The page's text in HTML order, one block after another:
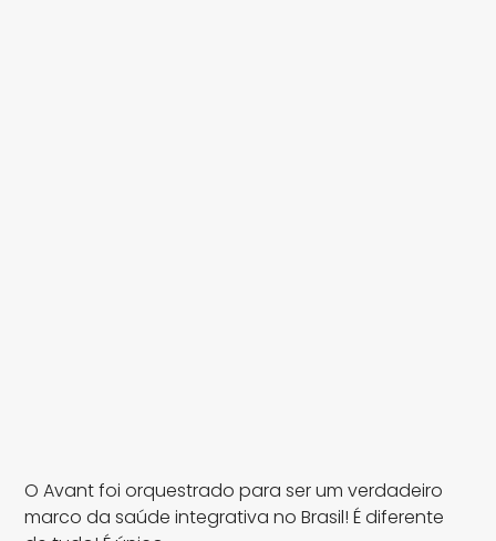
O Avant foi orquestrado para ser um verdadeiro
marco da saúde integrativa no Brasil! É diferente